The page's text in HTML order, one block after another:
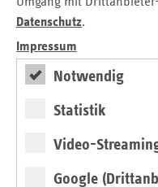
Datenschutz.
Impressum
Notwendig
Statistik
Video-
Google
für